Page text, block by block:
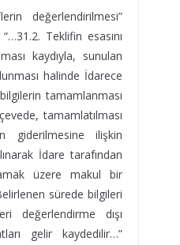
değerlendirilmesi”
Teklifin esasını
kaydıyla, sunulan
halinde İdarece
tamamlanması
tamamlatılması
giderilmesine ilişkin
İdare tarafından
üzere makul bir
sürede bilgileri
değerlendirme dışı
gelir kaydedilir…”